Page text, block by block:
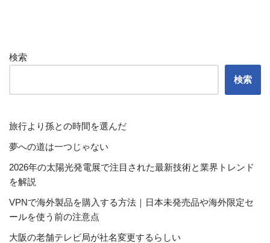
検索
検索
旅行より孫との時間を選んだ
夢への道は一つじゃない
2026年の太陽光発電展で注目された最新技術と業界トレンド
を解説
VPNで海外製品を購入する方法｜日本未発売品や海外限定セ
ールを使う前の注意点
大阪の老舗テレビ局が社名変更するらしい